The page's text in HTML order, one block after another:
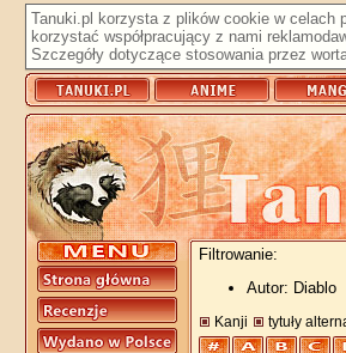
Tanuki.pl korzysta z plików cookie w celach
korzystać współpracujący z nami
Szczegóły dotyczące stosowania przez
Filtrowanie:
Autor: Diablo
Kanji tytuły